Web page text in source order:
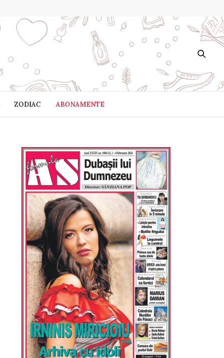
ZODIAC ABONAMENTE